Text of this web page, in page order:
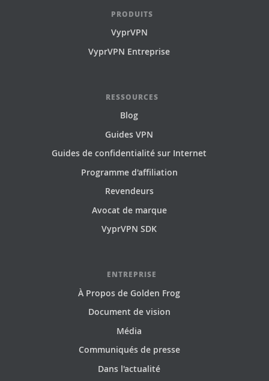
PRODUITS
VyprVPN
VyprVPN Entreprise
RESSOURCES
Blog
Guides VPN
Guides de confidentialité sur Internet
Programme d'affiliation
Revendeurs
Avocat de marque
VyprVPN SDK
ENTREPRISE
À Propos de Golden Frog
Document de vision
Média
Communiqués de presse
Dans l'actualité